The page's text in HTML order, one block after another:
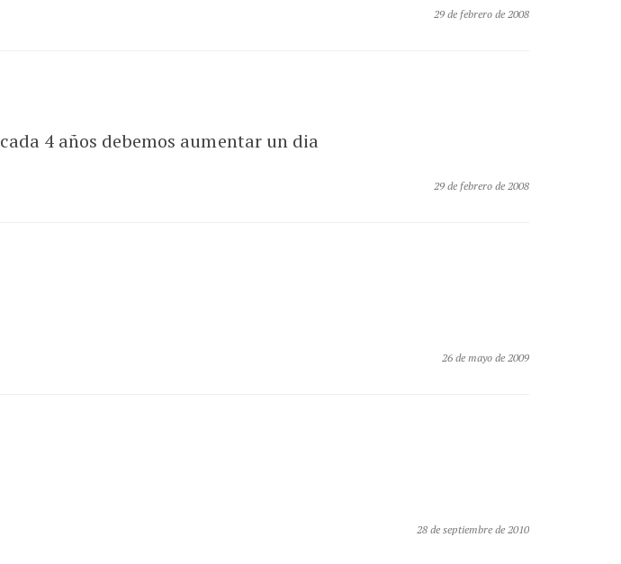
29 de febrero de 2008
4 años debemos aumentar un dia
29 de febrero de 2008
26 de mayo de 2009
28 de septiembre de 2010